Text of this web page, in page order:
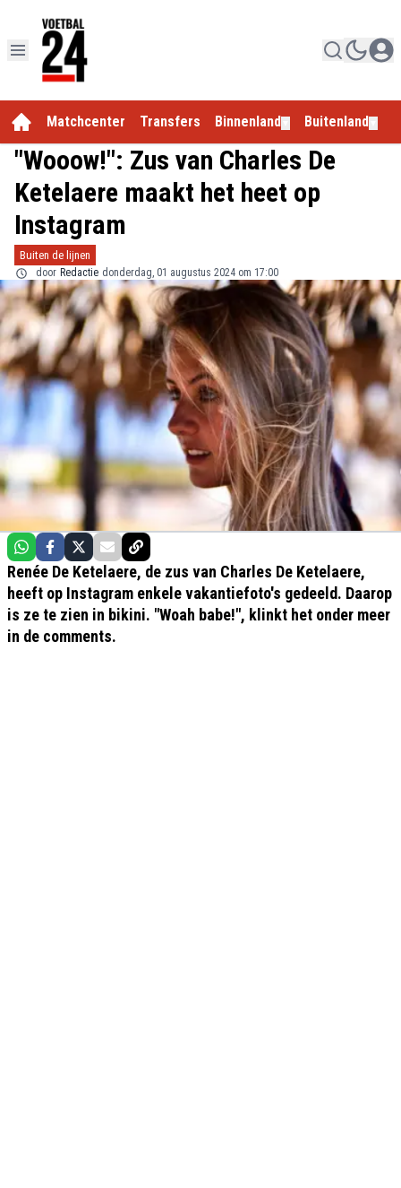
Matchcenter Transfers Binnenland Buitenland
"Wooow!": Zus van Charles De
Ketelaere maakt het heet op
Instagram
Buiten de lijnen
door Redactie donderdag, 01 augustus 2024 om 17:00
Renée De Ketelaere, de zus van Charles De Ketelaere,
heeft op Instagram enkele vakantiefoto's gedeeld. Daarop
is ze te zien in bikini. "Woah babe!", klinkt het onder meer
in de comments.